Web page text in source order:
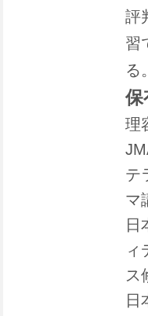
評
習
る。
保
理
テ
マ
日
ィ
ス
日